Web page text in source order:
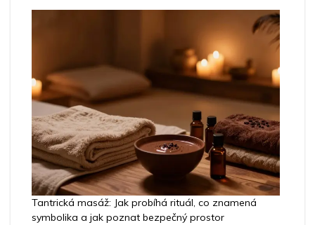
Tantrická masáž: Jak probíhá rituál, co znamená
symbolika a jak poznat bezpečný prostor